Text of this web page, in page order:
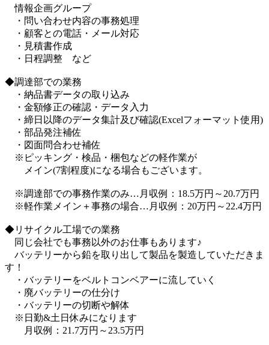
情報企画グループ
・問い合わせ内容の事務処理
・顧客との電話・メール対応
・見積書作成
・日程調整 など
◆調達部での業務
・納品書データの取り込み
・金額修正の確認・データ入力
・締日以降のデータ集計及び確認(Excelフォーマット使用)
・部品発注補佐
・図面問合わせ補佐
※ピッキング・検品・梱包などの軽作業が
メイン(7割程度)になる場合もございます。
※調達部での事務作業のみ…月収例：18.5万円～20.7万円
※軽作業メイン＋事務の場合…月収例：20万円～22.4万円
◆リサイクル工場での業務
同じ会社でも事務以外のお仕事もあります♪
バッテリーから鉛を取り出して製品を製造していただきま
す！
・バッテリーをベルトコンベアーに流していく
・廃バッテリーの仕分け
・バッテリーの切断や解体
※日勤&土日休みになります
月収例：21.7万円～23.5万円